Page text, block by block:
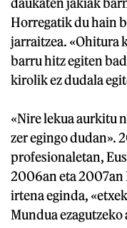
Horregatik du hain
jarraitzea. «Ohitura
barru hitz egiten
kirolik ez dudala
«Nire lekua aurkitu
zer egingo dudan».
profesionaletan,
2006an eta 2007an
irtena eginda,
Mundua